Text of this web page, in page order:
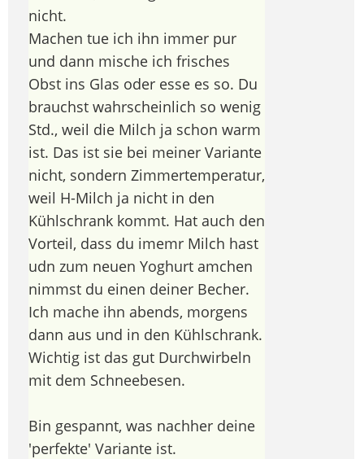
nicht.
Machen tue ich ihn immer pur
und dann mische ich frisches
Obst ins Glas oder esse es so. Du
brauchst wahrscheinlich so wenig
Std., weil die Milch ja schon warm
ist. Das ist sie bei meiner Variante
nicht, sondern Zimmertemperatur,
weil H-Milch ja nicht in den
Kühlschrank kommt. Hat auch den
Vorteil, dass du imemr Milch hast
udn zum neuen Yoghurt amchen
nimmst du einen deiner Becher.
Ich mache ihn abends, morgens
dann aus und in den Kühlschrank.
Wichtig ist das gut Durchwirbeln
mit dem Schneebesen.
Bin gespannt, was nachher deine
'perfekte' Variante ist.